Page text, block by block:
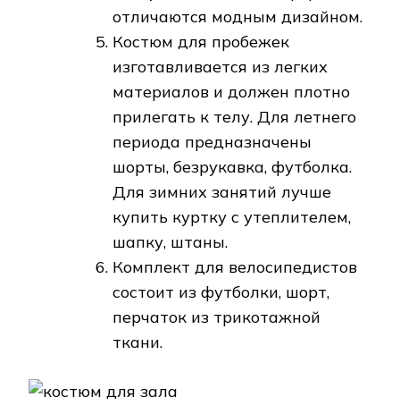
отличаются модным дизайном.
Костюм для пробежек
изготавливается из легких
материалов и должен плотно
прилегать к телу. Для летнего
периода предназначены
шорты, безрукавка, футболка.
Для зимних занятий лучше
купить куртку с утеплителем,
шапку, штаны.
Комплект для велосипедистов
состоит из футболки, шорт,
перчаток из трикотажной
ткани.